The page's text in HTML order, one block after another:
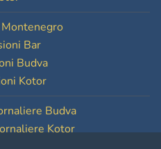
Bar
Budva
Kotor
Budva
Kotor